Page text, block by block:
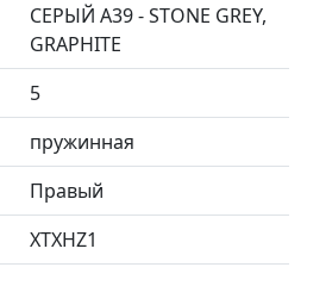
СЕРЫЙ A39 - STONE GREY,
GRAPHITE
5
пружинная
Правый
XTXHZ1